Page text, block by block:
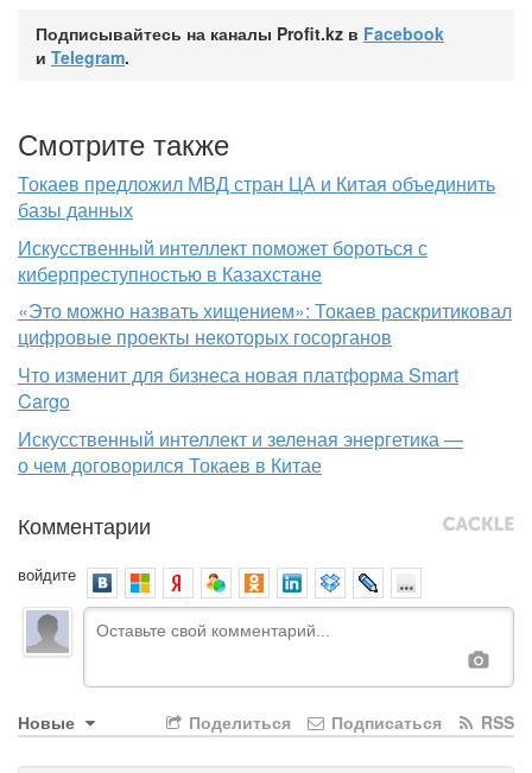
Подписывайтесь на каналы Profit.kz в Facebook
и Telegram.
Смотрите также
Токаев предложил МВД стран ЦА и Китая объединить
базы данных
Искусственный интеллект поможет бороться с
киберпреступностью в Казахстане
«Это можно назвать хищением»: Токаев раскритиковал
цифровые проекты некоторых госорганов
Что изменит для бизнеса новая платформа Smart
Cargo
Искусственный интеллект и зеленая энергетика —
о чем договорился Токаев в Китае
Комментарии
войдите
Новые RSS
Подписаться
Поделиться